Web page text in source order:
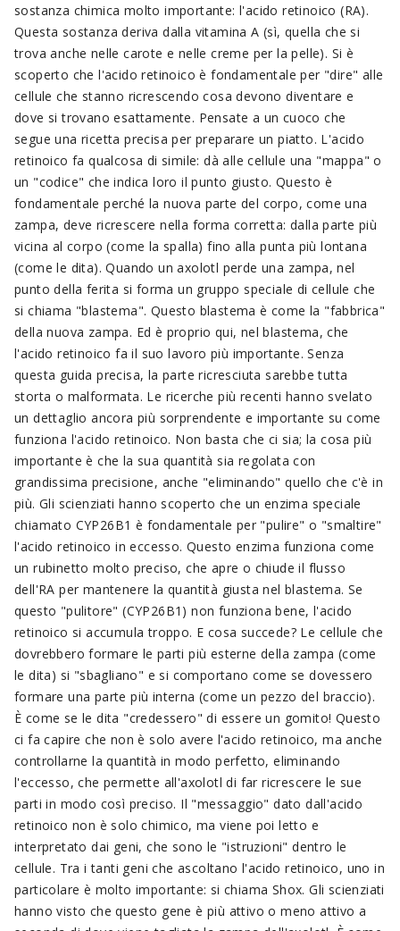
sostanza chimica molto importante: l'acido retinoico (RA).
Questa sostanza deriva dalla vitamina A (sì, quella che si
trova anche nelle carote e nelle creme per la pelle). Si è
scoperto che l'acido retinoico è fondamentale per "dire" alle
cellule che stanno ricrescendo cosa devono diventare e
dove si trovano esattamente. Pensate a un cuoco che
segue una ricetta precisa per preparare un piatto. L'acido
retinoico fa qualcosa di simile: dà alle cellule una "mappa" o
un "codice" che indica loro il punto giusto. Questo è
fondamentale perché la nuova parte del corpo, come una
zampa, deve ricrescere nella forma corretta: dalla parte più
vicina al corpo (come la spalla) fino alla punta più lontana
(come le dita). Quando un axolotl perde una zampa, nel
punto della ferita si forma un gruppo speciale di cellule che
si chiama "blastema". Questo blastema è come la "fabbrica"
della nuova zampa. Ed è proprio qui, nel blastema, che
l'acido retinoico fa il suo lavoro più importante. Senza
questa guida precisa, la parte ricresciuta sarebbe tutta
storta o malformata. Le ricerche più recenti hanno svelato
un dettaglio ancora più sorprendente e importante su come
funziona l'acido retinoico. Non basta che ci sia; la cosa più
importante è che la sua quantità sia regolata con
grandissima precisione, anche "eliminando" quello che c'è in
più. Gli scienziati hanno scoperto che un enzima speciale
chiamato CYP26B1 è fondamentale per "pulire" o "smaltire"
l'acido retinoico in eccesso. Questo enzima funziona come
un rubinetto molto preciso, che apre o chiude il flusso
dell'RA per mantenere la quantità giusta nel blastema. Se
questo "pulitore" (CYP26B1) non funziona bene, l'acido
retinoico si accumula troppo. E cosa succede? Le cellule che
dovrebbero formare le parti più esterne della zampa (come
le dita) si "sbagliano" e si comportano come se dovessero
formare una parte più interna (come un pezzo del braccio).
È come se le dita "credessero" di essere un gomito! Questo
ci fa capire che non è solo avere l'acido retinoico, ma anche
controllarne la quantità in modo perfetto, eliminando
l'eccesso, che permette all'axolotl di far ricrescere le sue
parti in modo così preciso. Il "messaggio" dato dall'acido
retinoico non è solo chimico, ma viene poi letto e
interpretato dai geni, che sono le "istruzioni" dentro le
cellule. Tra i tanti geni che ascoltano l'acido retinoico, uno in
particolare è molto importante: si chiama Shox. Gli scienziati
hanno visto che questo gene è più attivo o meno attivo a